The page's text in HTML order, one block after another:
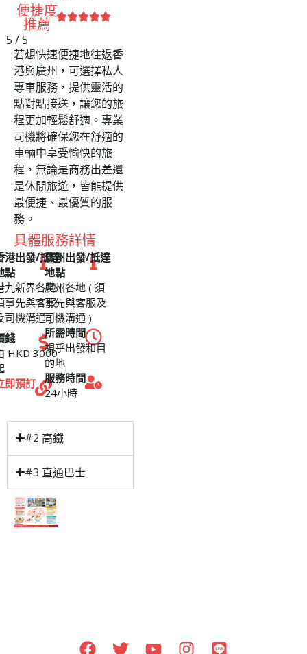
便捷度
推薦
5 / 5
若想快速便捷地往返香
港與廣州，可選擇私人
專車服務，提供靈活的
點對點接送，讓您的旅
程更加輕鬆舒適。專業
司機將確保您在舒適的
車輛中享受愉快的旅
程，無論是商務出差還
是休閒旅遊，皆能提供
最便捷、最優質的服
務。
具體服務詳情
港出發/抵達
點
九新界各地 (
事先與客服
司機溝通 )
錢
HKD 3000
即預訂
廣州出發/抵達
地點
廣州各地 ( 須
事先與客服及
司機溝通 )
所需時間
視乎出發和目
的地
服務時間
24小時
#2 高鐵
#3 直通巴士